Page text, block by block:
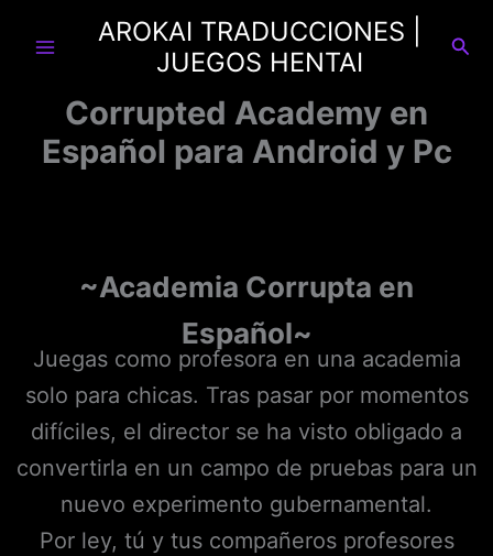
AROKAI TRADUCCIONES |
JUEGOS HENTAI
Corrupted Academy en
Español para Android y Pc
~Academia Corrupta en
Español~
Juegas como profesora en una academia
solo para chicas. Tras pasar por momentos
difíciles, el director se ha visto obligado a
convertirla en un campo de pruebas para un
nuevo experimento gubernamental.
Por ley, tú y tus compañeros profesores